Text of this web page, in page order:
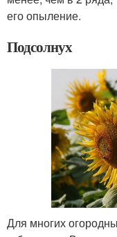
его опыление.
Подсолнух
Для многих